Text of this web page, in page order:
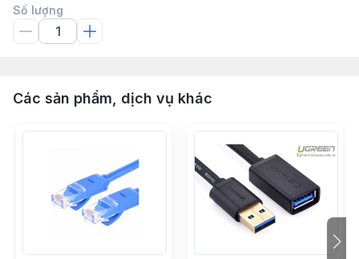
Số lượng
Các sản phẩm, dịch vụ khác